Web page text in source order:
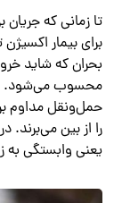
تا زمانی که
برای بیمار
بحران که شاید
محسوب می‌شود.
حمل‌ونقل مداوم
را از بین می‌برند.
یعنی وابستگی به